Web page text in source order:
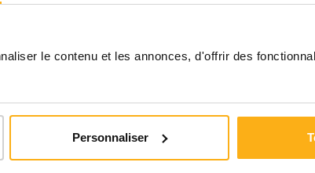
le contenu et les annonces, d'offrir des
Personnaliser